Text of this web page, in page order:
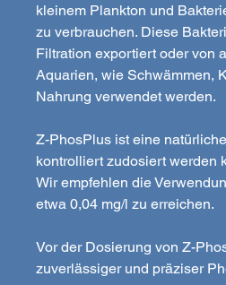
kleinem Plankton und
zu verbrauchen. Diese
Filtration exportiert oder von
Aquarien, wie Schwämmen,
Nahrung verwendet werden.
Z-PhosPlus ist eine
kontrolliert zudosiert werden
Wir empfehlen die
etwa 0,04 mg/l zu erreichen.
Vor der Dosierung von Z-
zuverlässiger und präziser